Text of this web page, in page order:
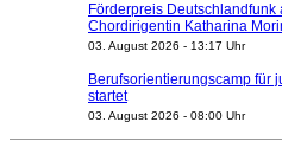
Förderpreis Deutschlandfunk
Chordirigentin Katharina
03. August 2026 - 13:17 Uhr
Berufsorientierungscamp für
startet
03. August 2026 - 08:00 Uhr